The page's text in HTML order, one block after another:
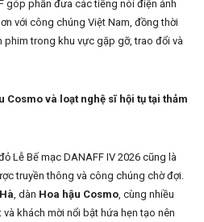
góp phần đưa các tiếng nói điện ảnh
với công chúng Việt Nam, đồng thời
phim trong khu vực gặp gỡ, trao đổi và
Cosmo và loạt nghệ sĩ hội tụ tại thảm
Lễ Bế mạc DANAFF IV 2026 cũng là
truyền thông và công chúng chờ đợi.
, dàn Hoa hậu Cosmo, cùng nhiều
khách mời nổi bật hứa hẹn tạo nên